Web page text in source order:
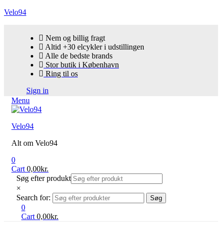
Velo94
Nem og billig fragt
Altid +30 elcykler i udstillingen
Alle de bedste brands
Stor butik i København
Ring til os
Sign in
Menu
Velo94
Alt om Velo94
0
Cart 0,00kr.
Søg efter produkt
×
Search for:
Søg
0
Cart 0,00kr.